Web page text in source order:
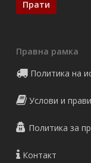
Правна рамка
Политика на
Услови и
Политика за
Контакт